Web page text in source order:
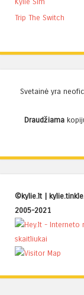
Trip The Switch
Svetainė yra
Draudžiama
©kylie.lt |
2005-2021
Proudly powered by